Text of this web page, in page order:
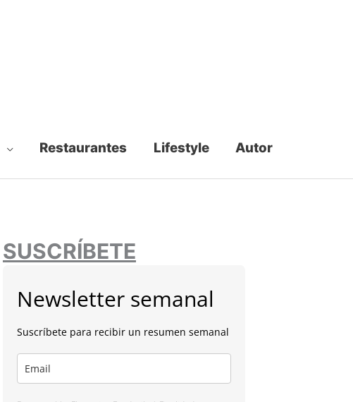
Restaurantes Lifestyle Autor
SUSCRÍBETE
Newsletter semanal
Suscríbete para recibir un resumen semanal